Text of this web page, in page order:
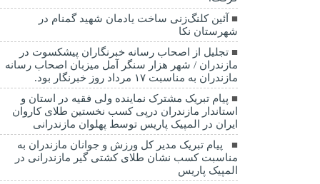
آئین کلنگ‌زنی ساخت یادمان شهید گمنام در
شهرستان نکا
تجلیل از اصحاب رسانه خبرنگاران پیشکسوت در
مازندران / شهر هزار سنگر آمل میزبان اصحاب رسانه
مازندران به مناسبت ۱۷ مرداد روز خبرنگار بود.
پیام تبریک مشترک نماینده ولی فقیه در استان و
استاندار مازندران درپی کسب نخستین طلای کاروان
ایران در المپیک پاریس توسط پهلوان مازندرانی
‍ ‍ پیام تبریک مدیر کل ورزش و جوانان مازندران به
مناسبت کسب نشان طلای کشتی گیر مازندرانی در
المپیک پاریس